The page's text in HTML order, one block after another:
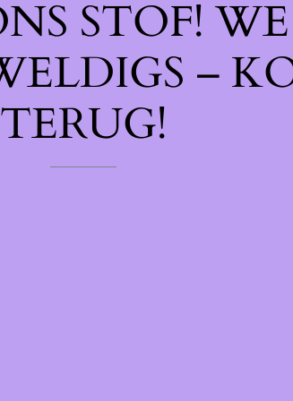
STOF!
–
TERUG!